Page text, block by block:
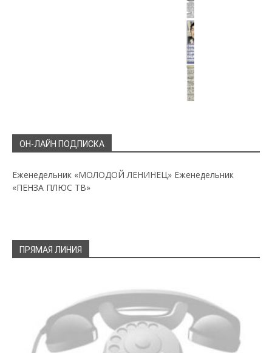
ОН-ЛАЙН ПОДПИСКА
Еженедельник «МОЛОДОЙ ЛЕНИНЕЦ» Еженедельник
«ПЕНЗА ПЛЮС ТВ»
ПРЯМАЯ ЛИНИЯ